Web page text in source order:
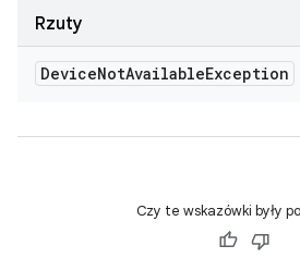
Rzuty
DeviceNotAvailableException
Czy te wskazówki były